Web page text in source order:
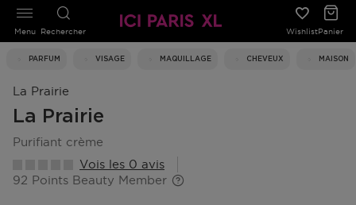
Rechercher WishlistPanier
PARFUM VISAGE MAQUILLAGE CHEVEUX MAISON
Menu
La Prairie
La Prairie
purifiant crème
Vois les 0 avis
92 Points Beauty Member